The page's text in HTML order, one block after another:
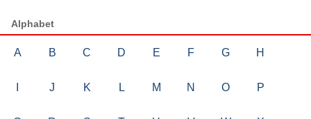
Alphabet
A B C D E F G H
J K L M N O P